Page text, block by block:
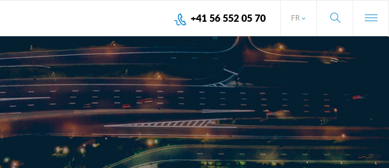
FR
+41 56 552 05 70